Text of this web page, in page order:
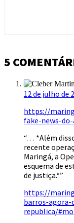
5
12 de julho de
https://
fake-news-
“… *Além
recente
Maringá, a
esquema de
de justiça.*”
https://
barros-agora-
republica/